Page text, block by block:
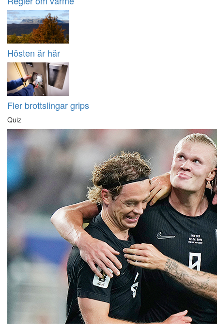
Hösten är här
Fler brottslingar grips
Quiz